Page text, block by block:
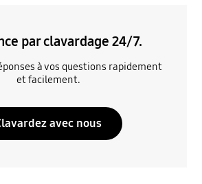
par clavardage 24/7.
à vos questions rapidement
et facilement.
avec nous